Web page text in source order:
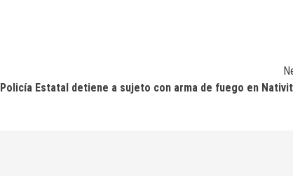
Policía Estatal detiene a sujeto con arma de fuego en